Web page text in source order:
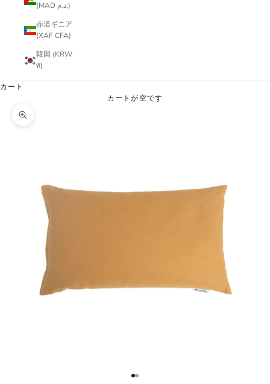
(MAD د.م.)
赤道ギニア
(XAF CFA)
韓国 (KRW
₩)
カート
カートが空です
ズームイン
I18n Error: Missing interpolation value
I18n Error: Missing interpolation value